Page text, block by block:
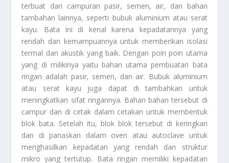
terbuat dari campuran pasir, semen, air, dan bahan
tambahan lainnya, seperti bubuk aluminium atau serat
kayu. Bata ini di kenal karena kepadatannya yang
rendah dan kemampuannya untuk memberikan isolasi
termal dan akustik yang baik. Dengan poin poin utama
yang di milikinya yaitu bahan utama pembuatan bata
ringan adalah pasir, semen, dan air. Bubuk aluminium
atau serat kayu juga dapat di tambahkan untuk
meningkatkan sifat ringannya. Bahan bahan tersebut di
campur dan di cetak dalam cetakan untuk membentuk
blok bata. Setelah itu, blok blok tersebut di keringkan
dan di panaskan dalam oven atau autoclave untuk
menghasilkan kepadatan yang rendah dan struktur
mikro yang tertutup. Bata ringan memiliki kepadatan